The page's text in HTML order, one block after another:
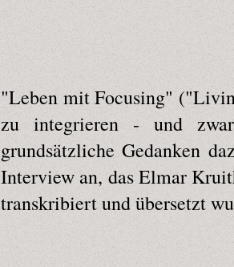
"Leben mit Focusing"
zu integrieren - und zwar
grundsätzliche Gedanken
Interview an, das Elmar
transkribiert und übersetzt